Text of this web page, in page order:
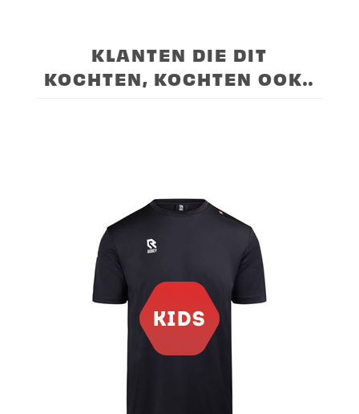
KLANTEN DIE DIT
KOCHTEN, KOCHTEN OOK..